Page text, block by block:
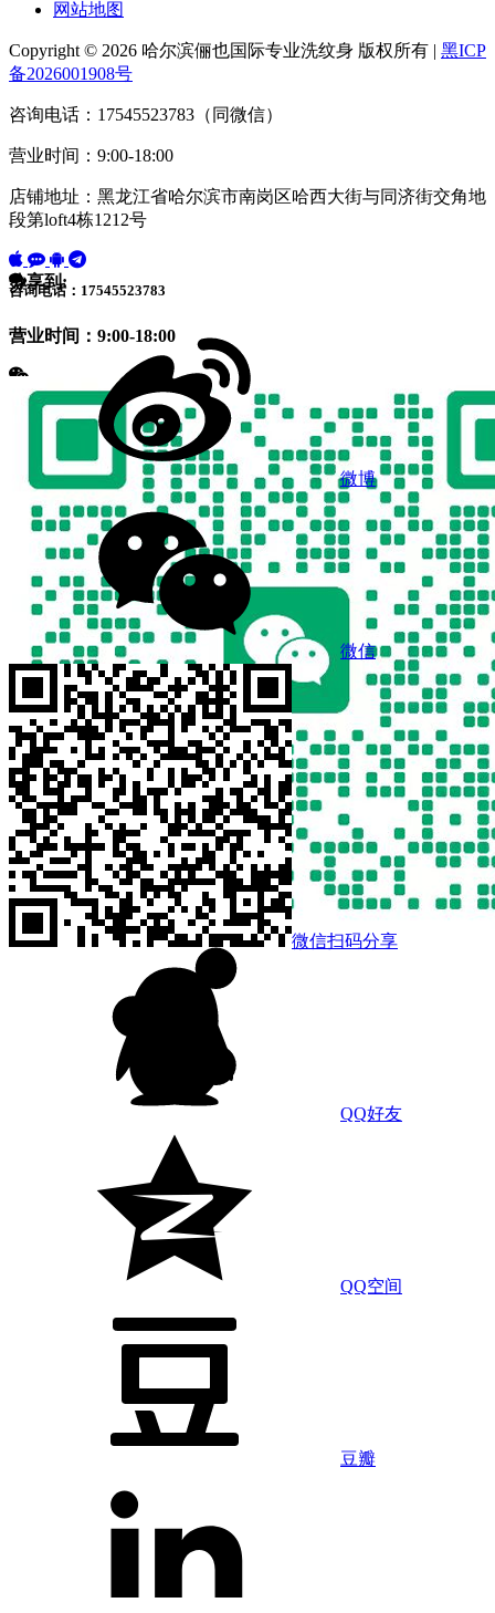
网站地图
Copyright © 2026 哈尔滨俪也国际专业洗纹身 版权所有 | 黑ICP
备2026001908号
咨询电话：17545523783（同微信）
营业时间：9:00-18:00
店铺地址：黑龙江省哈尔滨市南岗区哈西大街与同济街交角地
段第loft4栋1212号
咨询电话：17545523783
营业时间：9:00-18:00
分享到:
微博
微信
微信扫码分享
QQ好友
QQ空间
豆瓣